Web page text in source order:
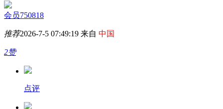
会员750818
推荐2026-7-5 07:49:19 来自 中国
2赞
点评